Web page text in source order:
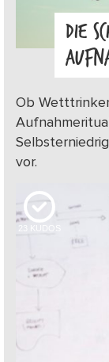
DIE
Ob
vor.
23 KUDOS